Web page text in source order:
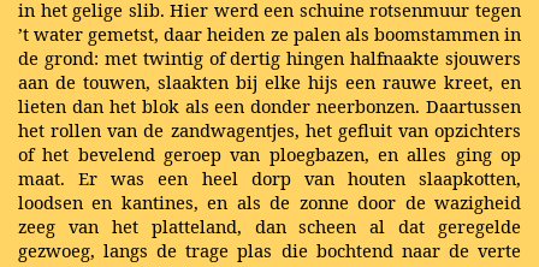
in het gelige slib. Hier werd een schuine rotsenmuur tegen
’t water gemetst, daar heiden ze palen als boomstammen in
de grond: met twintig of dertig hingen halfnaakte sjouwers
aan de touwen, slaakten bij elke hijs een rauwe kreet, en
lieten dan het blok als een donder neerbonzen. Daartussen
het rollen van de zandwagentjes, het gefluit van opzichters
of het bevelend geroep van ploegbazen, en alles ging op
maat. Er was een heel dorp van houten slaapkotten,
loodsen en kantines, en als de zonne door de wazigheid
zeeg van het platteland, dan scheen al dat geregelde
gezwoeg, langs de trage plas die bochtend naar de verte